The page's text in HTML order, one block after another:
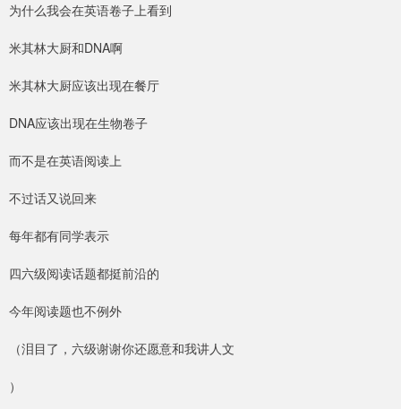
为什么我会在英语卷子上看到
米其林大厨和DNA啊
米其林大厨应该出现在餐厅
DNA应该出现在生物卷子
而不是在英语阅读上
不过话又说回来
每年都有同学表示
四六级阅读话题都挺前沿的
今年阅读题也不例外
（泪目了，六级谢谢你还愿意和我讲人文
）